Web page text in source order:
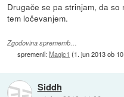
Drugače se pa strinjam, da
tem ločevanjem.
Zgodovina sprememb…
spremenil:Magic1 (1. jun 2013 ob
Siddh